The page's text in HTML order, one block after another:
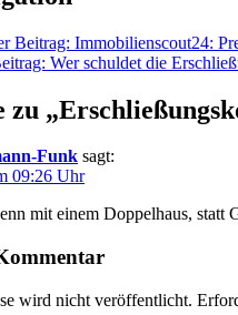
Beitrag: Immobilienscout24:
Wer schuldet die
zu „
Funk sagt:
09:26 Uhr
mit einem Doppelhaus, statt
wird nicht veröffentlicht.